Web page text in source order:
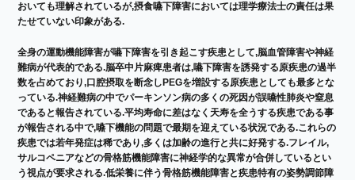
おいても理解されているが,摂食嚥下障害においては理学療法士の責任は果
たせていない印象がある.
全身の運動機能障害が嚥下障害を引き起こす疾患として,脳血管障害や神経
難病が代表的である.脳卒中片麻痺患者は,嚥下障害を誘発する原疾患の過半
数を占めており,口腔摂取を断念しPEGを増設する原疾患としても最多とな
っている.神経難病の中でパーキンソン病の多くの死因が誤嚥性肺炎や窒息
であると報告されている.平均寿命に差はなく天寿を全うする疾患である事
が報告される中で,嚥下機能の問題で最期を迎えている状況である.これらの
疾患では若年発症は稀であり,多くは加齢の進行と共に好発する.フレイル,
サルコペニアなどの骨格筋機能障害に神経学的な異常が合併しているとい
う視点が要求される.低栄養に伴う骨格筋機能障害と疾患特有の姿勢調節障